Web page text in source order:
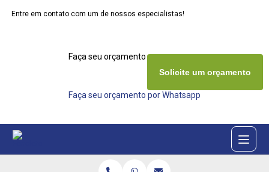
Entre em contato com um de nossos especialistas!
Faça seu orçamento agora mesmo
Faça seu orçamento por Whatsapp
Solicite um orçamento